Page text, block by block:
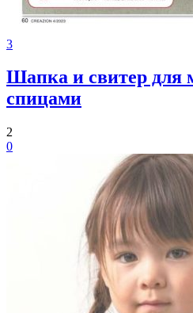
3
Шапка и свитер для
спицами
2
0